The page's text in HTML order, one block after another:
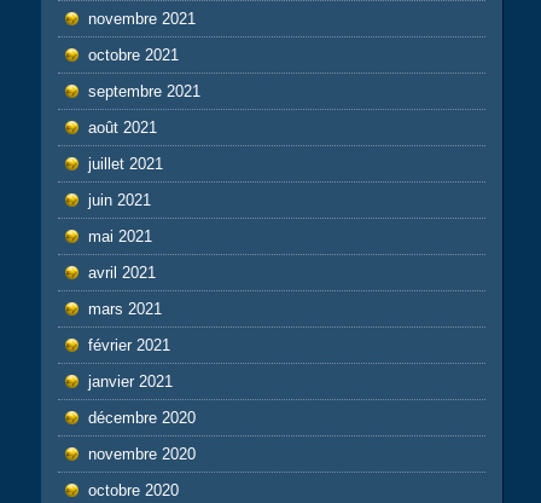
novembre 2021
octobre 2021
septembre 2021
août 2021
juillet 2021
juin 2021
mai 2021
avril 2021
mars 2021
février 2021
janvier 2021
décembre 2020
novembre 2020
octobre 2020